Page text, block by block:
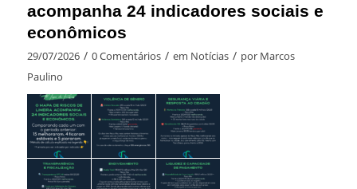
acompanha 24 indicadores sociais e
econômicos
29/07/2026 / 0 Comentários / em Notícias / por Marcos
Paulino